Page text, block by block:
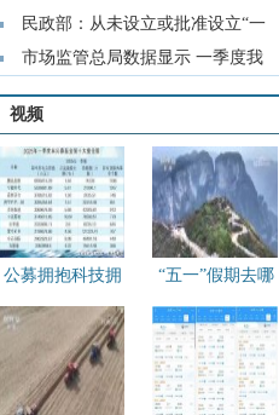
ETF 基金
民政部：从未设立或批准设立“一
脉养老
市场监管总局数据显示 一季度我
国民企发
视频
公募拥抱科技拥
抱创新 腾讯首次
成头号重仓股
“五一”假期去哪
里？各地文旅“多
点开花”